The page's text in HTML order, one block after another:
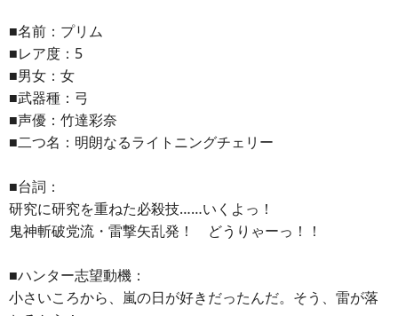
■名前：プリム
■レア度：5
■男女：女
■武器種：弓
■声優：竹達彩奈
■二つ名：明朗なるライトニングチェリー
■台詞：
研究に研究を重ねた必殺技……いくよっ！
鬼神斬破党流・雷撃矢乱発！ どうりゃーっ！！
■ハンター志望動機：
小さいころから、嵐の日が好きだったんだ。そう、雷が落